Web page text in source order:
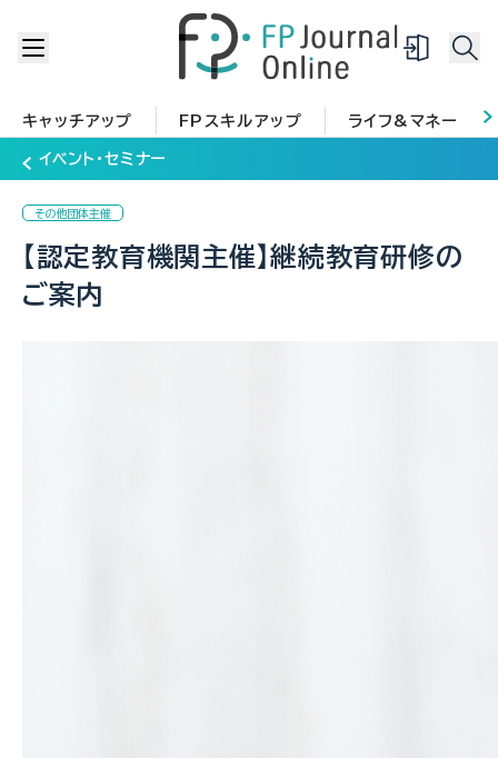
キャッチアップ FPスキルアップ ライフ&マネー
イベント・セミナー
その他団体主催
【認定教育機関主催】継続教育研修の
ご案内